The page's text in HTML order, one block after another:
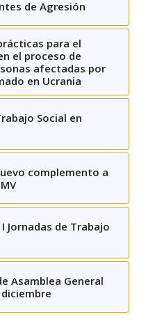
de Agresión
para el
el proceso de
afectadas por
en Ucrania
Social en
complemento a
Jornadas de Trabajo
Asamblea General